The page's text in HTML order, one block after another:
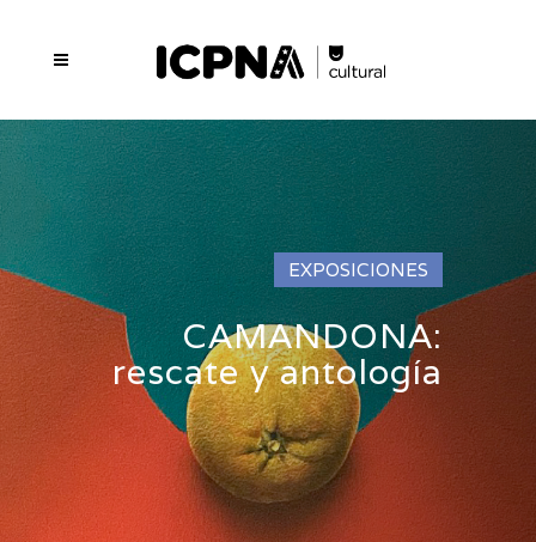
EXPOSICIONES
CAMANDONA:
rescate y antología